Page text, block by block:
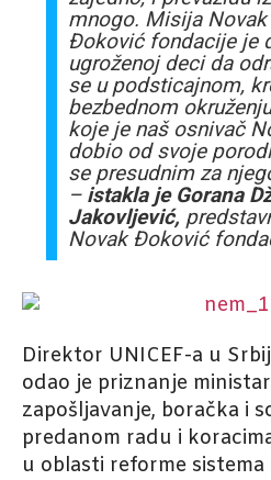
mnogo. Misija Novak
Đoković fondacije je
ugroženoj deci da
se u podsticajnom,
bezbednom
koje je naš osnivač
dobio od svoje
se presudnim za
–istakla je Gorana
Jakovljević,
Novak Đoković
Direktor UNICEF-a u
odao je priznanje
zapošljavanje, boračka i
predanom radu i
u oblasti reforme